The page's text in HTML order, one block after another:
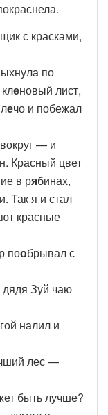
с красками,
по
еновый лист,
ечо и побежал
— и
Красный цвет
в рябинах,
Так я и стал
красные
пообрывал с
дядя Зуй чаю
налил и
лес —
быть лучше?